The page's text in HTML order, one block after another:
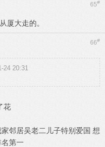
65#
厦大走的。
66#
24 20:31
花
邻居吴老二儿子特别爱国 想
第一